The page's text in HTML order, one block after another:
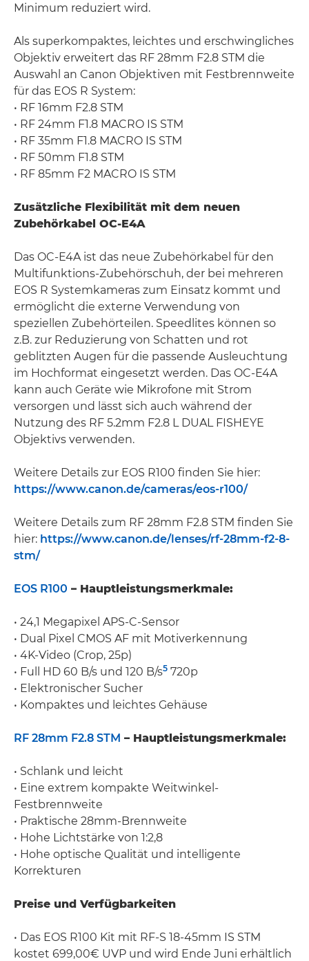
Minimum reduziert wird.
Als superkompaktes, leichtes und erschwingliches
Objektiv erweitert das RF 28mm F2.8 STM die
Auswahl an Canon Objektiven mit Festbrennweite
für das EOS R System:
• RF 16mm F2.8 STM
• RF 24mm F1.8 MACRO IS STM
• RF 35mm F1.8 MACRO IS STM
• RF 50mm F1.8 STM
• RF 85mm F2 MACRO IS STM
Zusätzliche Flexibilität mit dem neuen
Zubehörkabel OC-E4A
Das OC-E4A ist das neue Zubehörkabel für den
Multifunktions-Zubehörschuh, der bei mehreren
EOS R Systemkameras zum Einsatz kommt und
ermöglicht die externe Verwendung von
speziellen Zubehörteilen. Speedlites können so
z.B. zur Reduzierung von Schatten und rot
geblitzten Augen für die passende Ausleuchtung
im Hochformat eingesetzt werden. Das OC-E4A
kann auch Geräte wie Mikrofone mit Strom
versorgen und lässt sich auch während der
Nutzung des RF 5.2mm F2.8 L DUAL FISHEYE
Objektivs verwenden.
Weitere Details zur EOS R100 finden Sie hier:
https://www.canon.de/cameras/eos-r100/
Weitere Details zum RF 28mm F2.8 STM finden Sie
hier: https://www.canon.de/lenses/rf-28mm-f2-8-
stm/
EOS R100 – Hauptleistungsmerkmale:
• 24,1 Megapixel APS-C-Sensor
• Dual Pixel CMOS AF mit Motiverkennung
• 4K-Video (Crop, 25p)
• Full HD 60 B/s und 120 B/s5 720p
• Elektronischer Sucher
• Kompaktes und leichtes Gehäuse
RF 28mm F2.8 STM – Hauptleistungsmerkmale:
• Schlank und leicht
• Eine extrem kompakte Weitwinkel-
Festbrennweite
• Praktische 28mm-Brennweite
• Hohe Lichtstärke von 1:2,8
• Hohe optische Qualität und intelligente
Korrekturen
Preise und Verfügbarkeiten
• Das EOS R100 Kit mit RF-S 18-45mm IS STM
kostet 699,00€ UVP und wird Ende Juni erhältlich